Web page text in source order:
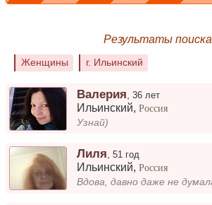
Результаты поиска
Женщины г. Ильинский
Валерия ,36 лет
Ильинский,Россия
Узнай)
Лиля ,51 год
Ильинский,Россия